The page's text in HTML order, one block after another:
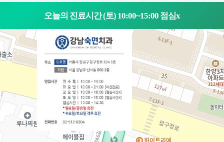
오늘의 진료시간 (토) 10:00~15:00 점심x